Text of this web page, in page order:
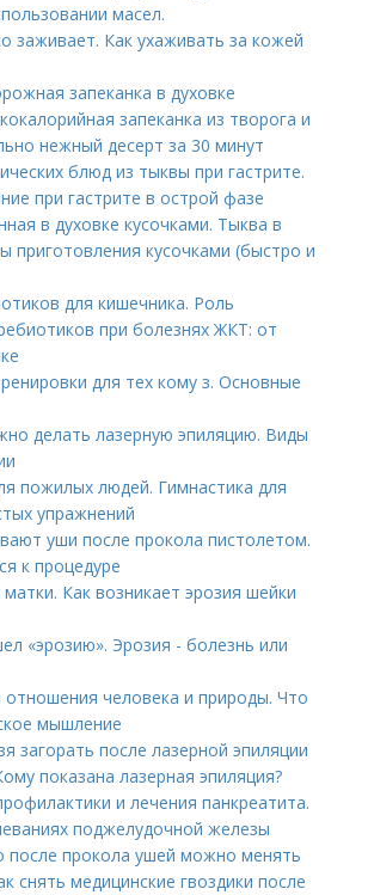
масел.
заживает. Как ухаживать за кожей
запеканка в духовке
запеканка из творога и
нежный десерт за 30 минут
блюд из тыквы при гастрите.
при гастрите в острой фазе
в духовке кусочками. Тыква в
приготовления кусочками (быстро и
для кишечника. Роль
при болезнях ЖКТ: от
для тех кому з. Основные
делать лазерную эпиляцию. Виды
пожилых людей. Гимнастика для
упражнений
уши после прокола пистолетом.
к процедуре
Как возникает эрозия шейки
«эрозию». Эрозия - болезнь или
человека и природы. Что
мышление
загорать после лазерной эпиляции
показана лазерная эпиляция?
и лечения панкреатита.
поджелудочной железы
после прокола ушей можно менять
снять медицинские гвоздики после